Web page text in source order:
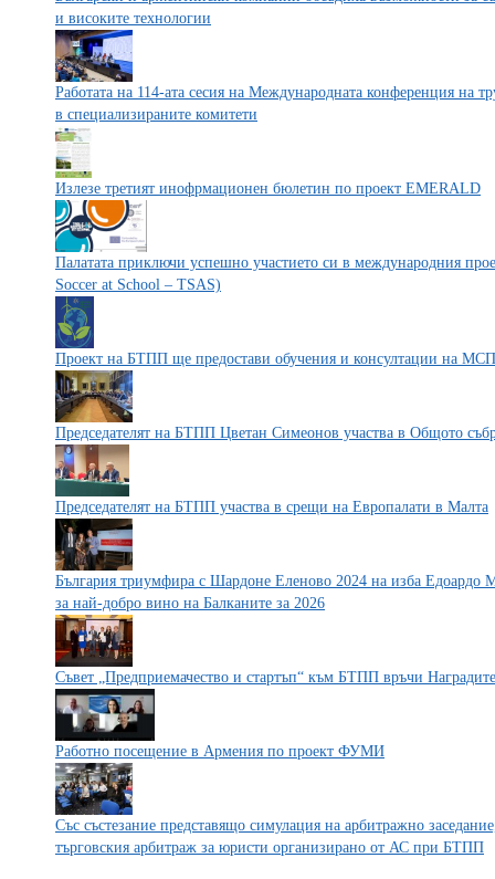
и високите технологии
Работата на 114-ата сесия на Международната конференция на
в специализираните комитети
Излезе третият инофрмационен бюлетин по проект ЕMERALD
Палатата приключи успешно участието си в международния
Soccer at School – TSAS)
Проект на БТПП ще предостави обучения и консултации на МСП
Председателят на БТПП Цветан Симеонов участва в Общото
Председателят на БТПП участва в срещи на Европалати в Малта
България триумфира с Шардоне Еленово 2024 на изба Едоардо
за най-добро вино на Балканите за 2026
Съвет „Предприемачество и стартъп“ към БТПП връчи
Работно посещение в Армения по проект ФУМИ
Със състезание представящо симулация на арбитражно
търговския арбитраж за юристи организирано от АС при БТПП